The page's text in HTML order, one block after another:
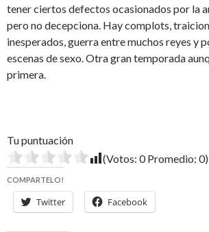
tener ciertos defectos ocasionados por la
pero no decepciona. Hay complots,
inesperados, guerra entre muchos reyes y
escenas de sexo. Otra gran temporada
primera.
Tu puntuación
(Votos: 0Promedio: 0)
COMPARTELO!
Twitter Facebook